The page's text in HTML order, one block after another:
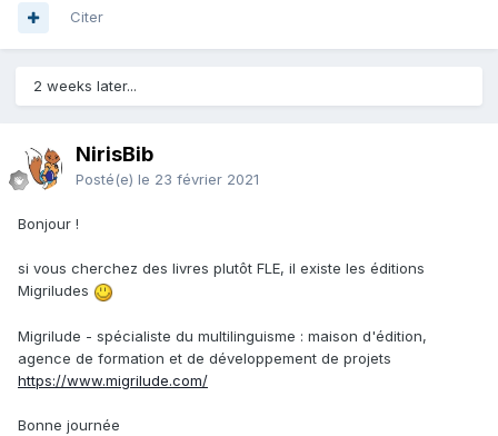
Citer
2 weeks later...
NirisBib
Posté(e) le 23 février 2021
Bonjour !
si vous cherchez des livres plutôt FLE, il existe les éditions
Migriludes
Migrilude - spécialiste du multilinguisme : maison d'édition,
agence de formation et de développement de projets
https://www.migrilude.com/
Bonne journée